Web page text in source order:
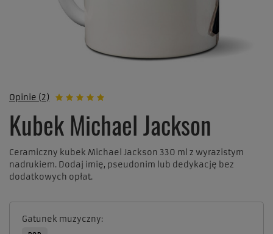
Opinie (2)
Kubek Michael Jackson
Ceramiczny kubek Michael Jackson 330 ml z wyrazistym
nadrukiem. Dodaj imię, pseudonim lub dedykację bez
dodatkowych opłat.
Gatunek muzyczny